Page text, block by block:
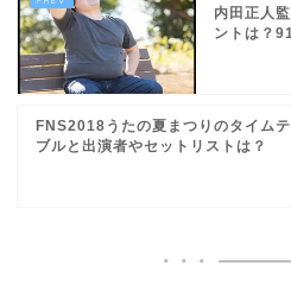
内田正人
ントは？
FNS2018うたの夏まつりのタイム
ブルと出演者やセットリストは？